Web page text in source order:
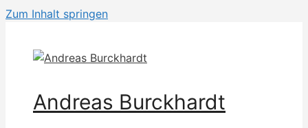
Zum Inhalt springen
Andreas Burckhardt